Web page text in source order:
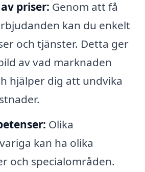
priser: Genom att få
kan du enkelt
och tjänster. Detta ger
av vad marknaden
hjälper dig att undvika
Olika
kan ha olika
och specialområden.